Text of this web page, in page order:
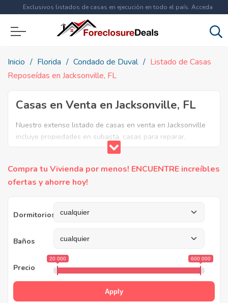
Exclusivos listados de casas en ejecución en todo el país. Acceda
ahora a
Inicio Florida Condado de Duval
Listado de Casas
Reposeídas en Jacksonville, FL
Casas en Venta en Jacksonville, FL
Nuestro extenso listado de casas en venta en Jacksonville
incluye propiedades en subasta, casas para reparar,
apartamentos reposeidos por el banco, ejecuciones
lo que necesita y aproveche estas increibles ofertas en
Bienes Raíces en Jacksonville, Florida.
Compra tu Vivienda por menos! ENCUENTRE increíbles
ofertas y ahorre hoy!
Dormitorios
Baños
Precio
20 000 600 000
Apply